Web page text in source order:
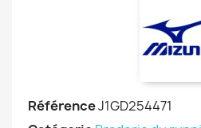
RéférenceJ1GD254471